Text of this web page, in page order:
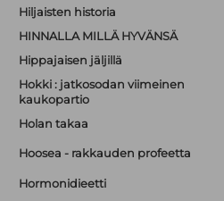
Hiljaisten historia
HINNALLA MILLÄ HYVÄNSÄ
Hippajaisen jäljillä
Hokki : jatkosodan viimeinen
kaukopartio
Holan takaa
Hoosea - rakkauden profeetta
Hormonidieetti